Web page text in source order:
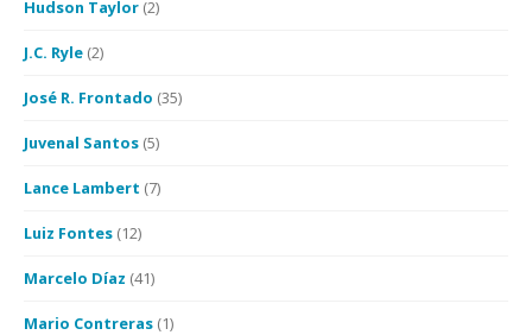
Hudson Taylor (2)
J.C. Ryle (2)
José R. Frontado (35)
Juvenal Santos (5)
Lance Lambert (7)
Luiz Fontes (12)
Marcelo Díaz (41)
Mario Contreras (1)